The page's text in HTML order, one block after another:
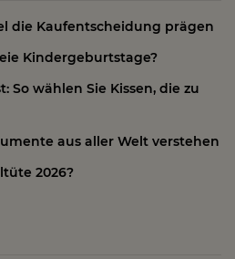
die Kaufentscheidung prägen
Kindergeburtstage?
So wählen Sie Kissen, die zu
aus aller Welt verstehen
2026?